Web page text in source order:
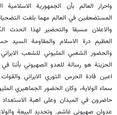
واحرار العالم بأن الجمهورية الاسلامية
المستضعفين في العالم مهما بلغت
والاعلان مسبقا والتحضير لهذا الحدث
العظيم درة الاسلام والمقاومة السيد
والحضور الشعبي المليوني للشعب
الحزينة هو رسالة للعدو الصهيوني بأننا
اعين قادة الحرس الثوري الايراني
سماء الولاية، وكان الحضور الجماهيري
حاضرون في الميدان وعلى اهبة
عدوان صهيوني غاشم. وتجديد البيعة والولاء